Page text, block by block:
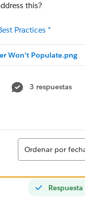
this?
Practices *
Won't Populate.png
3 respuestas
Ordenar
Ordenar por